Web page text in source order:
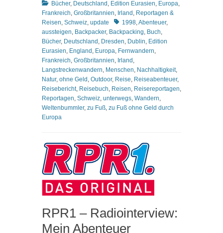
Kategorien
Bücher, Deutschland , Edition Eurasien, Europa,
Frankreich, Großbritannien, Irland , Reportagen &
Reisen, Schweiz, update Schlagworte
1998,Abenteuer,
aussteigen, Backpacker, Backpacking, Buch,
Bücher, Deutschland , Dresden, Dublin, Edition
Eurasien, England , Europa, Fernwandern,
Frankreich, Großbritannien, Irland ,
Langstreckenwandern, Menschen, Nachhaltigkeit,
Natur, ohne Geld , Outdoor, Reise, Reiseabenteuer,
Reisebericht, Reisebuch, Reisen, Reisereportagen,
Reportagen, Schweiz, unterwegs, Wandern,
Weltenbummler, zu Fuß, zu Fuß ohne Geld durch
Europa
RPR1 – Radiointerview:
Mein Abenteuer